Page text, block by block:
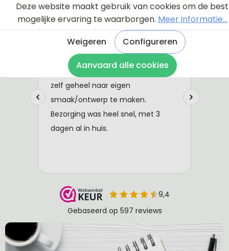
Deze website maakt gebruik van cookies om de best
mogelijke ervaring te waarborgen. Meer informatie...
Weigeren
Configureren
Aanvaard alle cookies